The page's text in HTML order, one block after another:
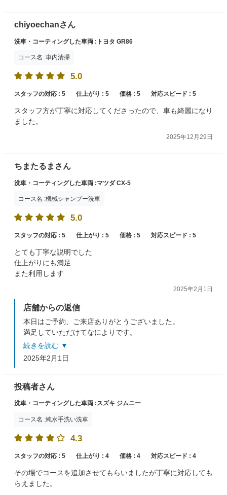
chiyoechanさん
洗車・コーティングした車両 :トヨタ GR86
コース名 :車内清掃
5.0
スタッフの対応 : 5 仕上がり : 5 価格 : 5 対応スピード : 5
スタッフ方が丁寧に対応してくださったので、車も綺麗になり
ました。
2025年12月29日
ちまたるまさん
洗車・コーティングした車両 :マツダ CX-5
コース名 :機械シャンプー洗車
5.0
スタッフの対応 : 5 仕上がり : 5 価格 : 5 対応スピード : 5
とても丁寧な説明でした
仕上がりにも満足
また利用します
2025年2月1日
店舗からの返信
本日はご予約、ご来店ありがとうございました。
満足していただけてなによりです。
何か気になる点がございましたらスタッフまでお気軽に
お声掛けください。
またのご来店をお待ちしております。
続きを読む ▼
2025年2月1日
投稿者さん
洗車・コーティングした車両 :スズキ ジムニー
コース名 :純水手洗い洗車
4.3
スタッフの対応 : 5 仕上がり : 4 価格 : 4 対応スピード : 4
その場でコースを追加させてもらいましたが丁寧に対応しても
らえました。